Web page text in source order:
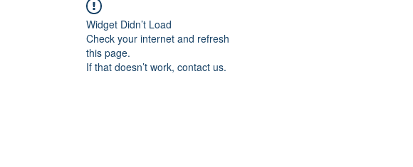
Widget Didn’t Load
Check your internet and refresh
this page.
If that doesn’t work, contact us.